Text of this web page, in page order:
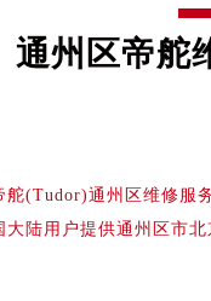
通州区帝舵
舵(Tudor)通州区维修服
大陆用户提供通州区市